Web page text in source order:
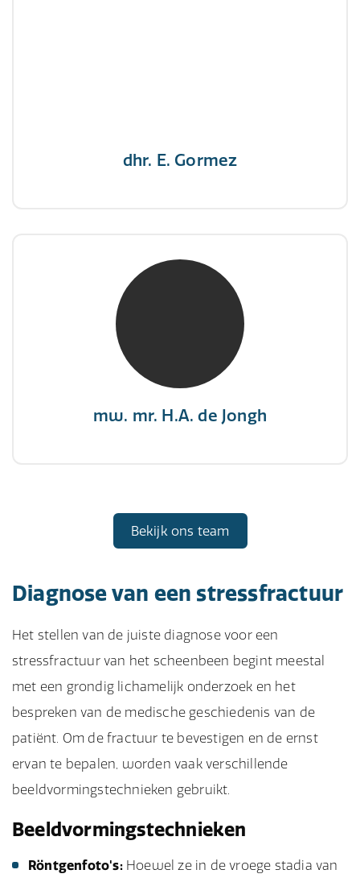
dhr. E. Gormez
mw. mr. H.A. de Jongh
mw. mr. H.A. de Jongh
NIVRE Register-Expert
"There is no elevator to succes, you need to
Bekijk ons team
Diagnose van een stressfractuur
Het stellen van de juiste diagnose voor een
stressfractuur van het scheenbeen begint meestal
met een grondig lichamelijk onderzoek en het
bespreken van de medische geschiedenis van de
patiënt. Om de fractuur te bevestigen en de ernst
ervan te bepalen, worden vaak verschillende
beeldvormingstechnieken gebruikt.
Beeldvormingstechnieken
Röntgenfoto's:Hoewel ze in de vroege stadia van